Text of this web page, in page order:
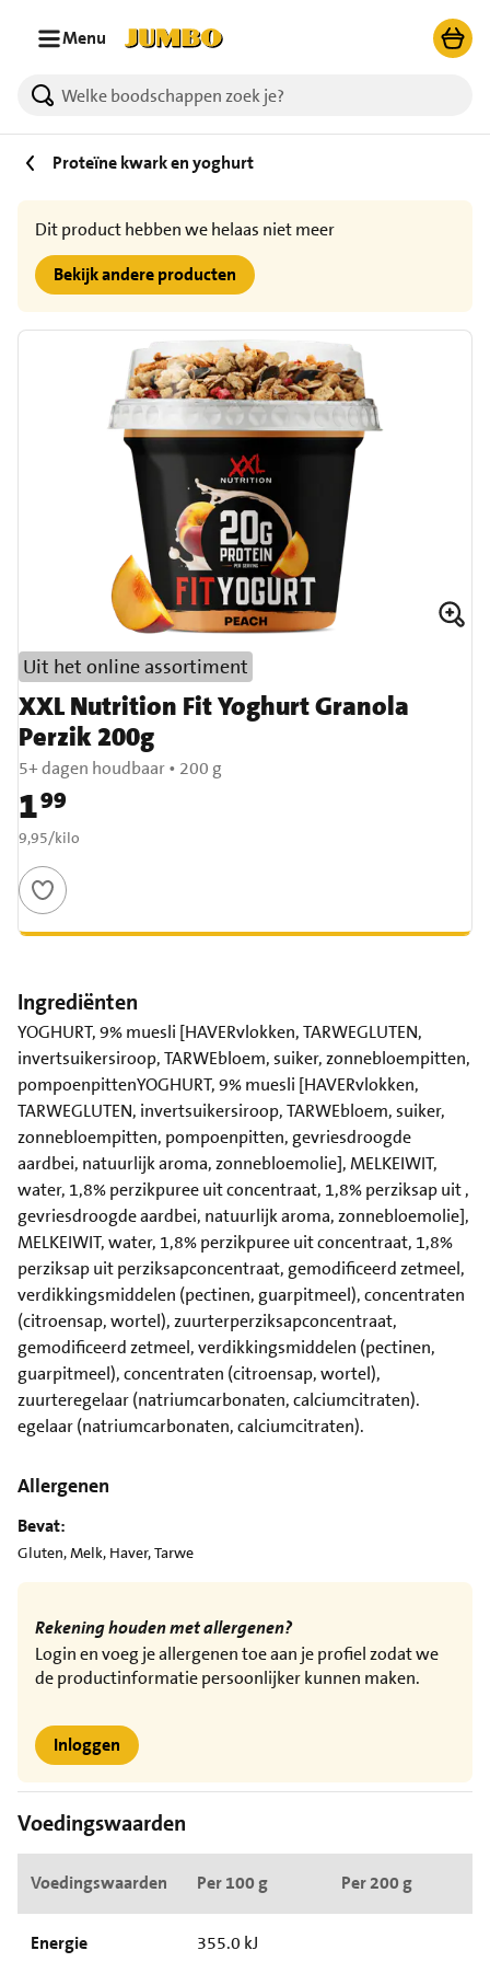
Menu
Proteïne kwark en yoghurt
Dit product hebben we helaas niet meer
Bekijk andere producten
XXL Nutrition Fit Yoghurt Granola
Perzik 200g
5+ dagen houdbaar• 200 g
Prijs: € 1,99
199
€ 9,95 per kilo
9,95/kilo
Uit het online assortiment
Ingrediënten
YOGHURT, 9% muesli [HAVERvlokken, TARWEGLUTEN,
invertsuikersiroop, TARWEbloem, suiker, zonnebloempitten,
pompoenpittenYOGHURT, 9% muesli [HAVERvlokken,
TARWEGLUTEN, invertsuikersiroop, TARWEbloem, suiker,
zonnebloempitten, pompoenpitten, gevriesdroogde
aardbei, natuurlijk aroma, zonnebloemolie], MELKEIWIT,
water, 1,8% perzikpuree uit concentraat, 1,8% perziksap uit ,
gevriesdroogde aardbei, natuurlijk aroma, zonnebloemolie],
MELKEIWIT, water, 1,8% perzikpuree uit concentraat, 1,8%
perziksap uit perziksapconcentraat, gemodificeerd zetmeel,
verdikkingsmiddelen (pectinen, guarpitmeel), concentraten
(citroensap, wortel), zuurterperziksapconcentraat,
gemodificeerd zetmeel, verdikkingsmiddelen (pectinen,
guarpitmeel), concentraten (citroensap, wortel),
zuurteregelaar (natriumcarbonaten, calciumcitraten).
egelaar (natriumcarbonaten, calciumcitraten).
Allergenen
Bevat:
Gluten, Melk, Haver, Tarwe
Rekening houden met allergenen?
Login en voeg je allergenen toe aan je profiel zodat we
de productinformatie persoonlijker kunnen maken.
Inloggen
Voedingswaarden
Voedingswaarden Per 100 g Per 200 g
Energie 355.0 kJ